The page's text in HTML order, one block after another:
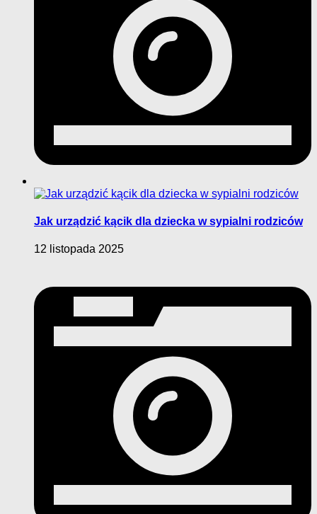
Jak urządzić kącik dla dziecka w sypialni rodziców
12 listopada 2025